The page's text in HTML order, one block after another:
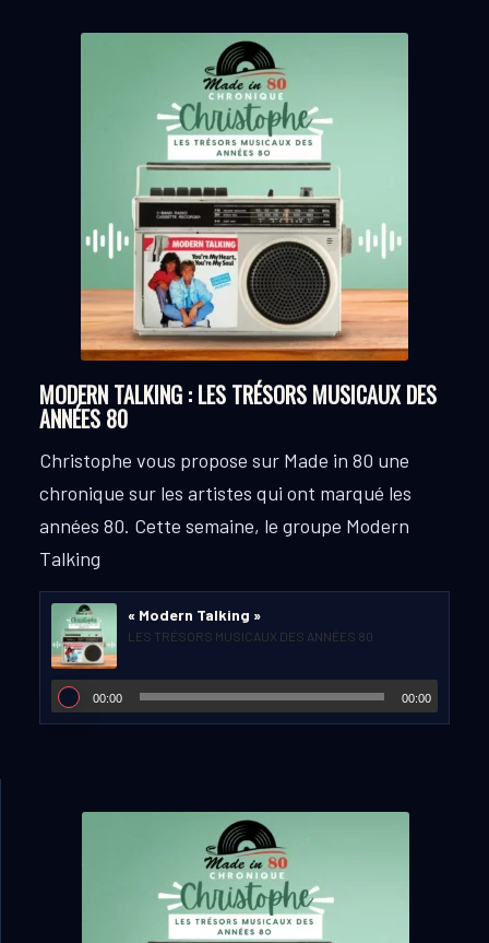
MODERN TALKING : LES TRÉSORS MUSICAUX DES
ANNÉES 80
Christophe vous propose sur Made in 80 une
chronique sur les artistes qui ont marqué les
années 80. Cette semaine, le groupe Modern
Talking
« Modern Talking »
LES TRÉSORS MUSICAUX DES ANNÉES 80
00:00 00:00